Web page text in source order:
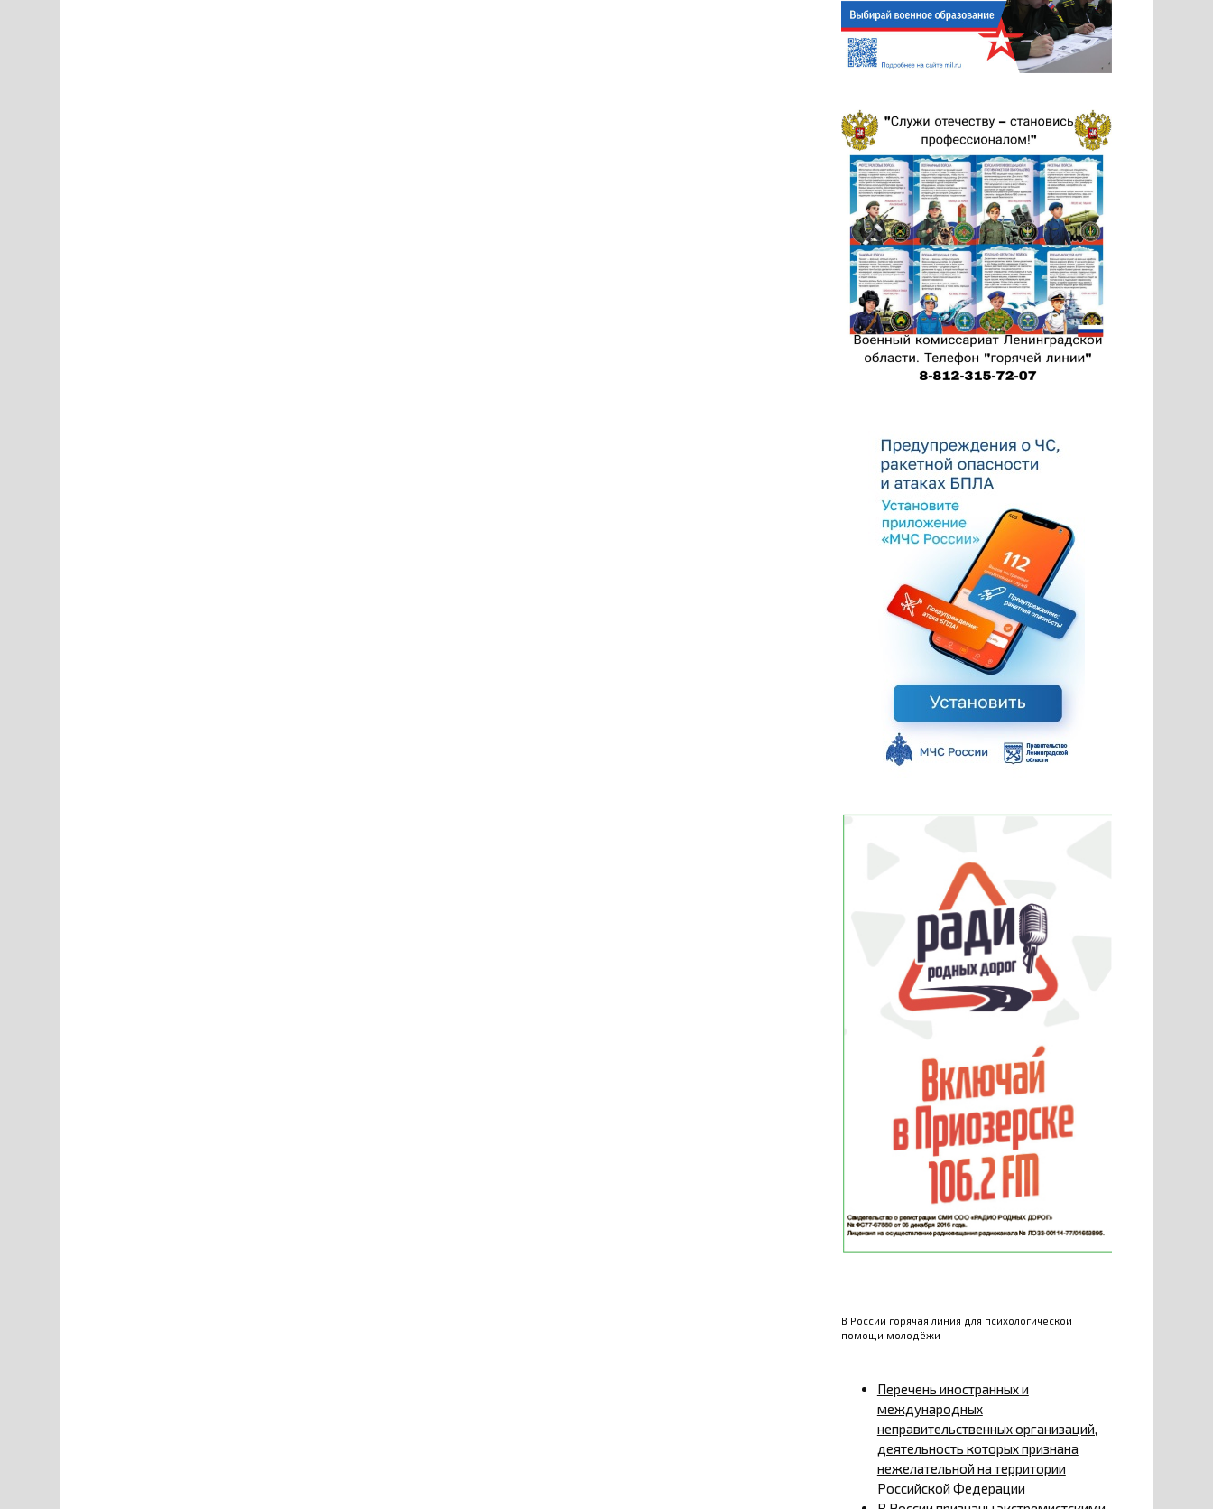
В России горячая линия для психологической
помощи молодёжи
Перечень иностранных и
международных
неправительственных организаций,
деятельность которых признана
нежелательной на территории
Российской Федерации